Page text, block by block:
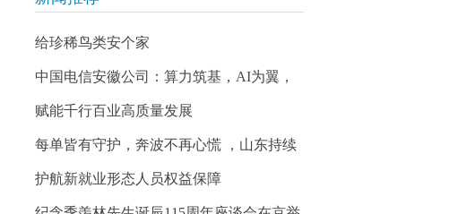
给珍稀鸟类安个家
中国电信安徽公司：算力筑基，AI为翼，
赋能千行百业高质量发展
每单皆有守护，奔波不再心慌 ，山东持续
护航新就业形态人员权益保障